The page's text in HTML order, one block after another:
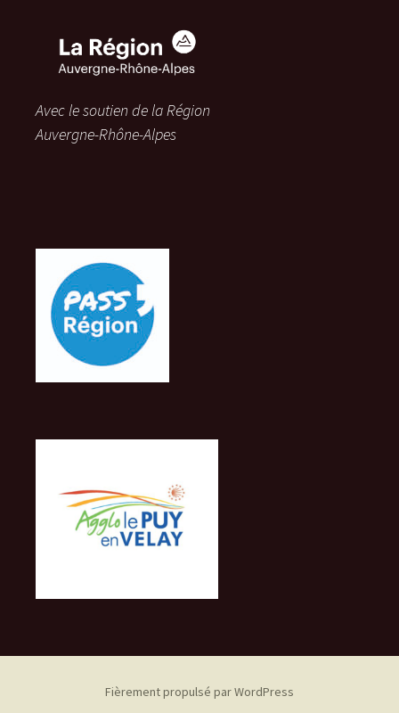
Avec le soutien de la Région
Auvergne-Rhône-Alpes
Fièrement propulsé par WordPress